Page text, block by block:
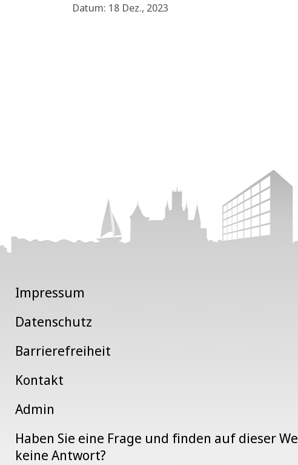
Datum: 18 Dez., 2023
Impressum
Datenschutz
Barrierefreiheit
Kontakt
Admin
Haben Sie eine Frage und finden auf dieser
keine Antwort?